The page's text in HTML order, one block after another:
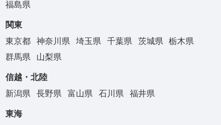
福島県
関東
東京都
神奈川県 埼玉県 千葉県 茨城県
栃木県
群馬県
山梨県
信越・北陸
新潟県
長野県 富山県 石川県 福井県
東海